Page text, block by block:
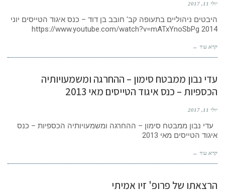
יולי 11, 2017
היבטים ניהוליים בתעופה קב' חובב בן דוד – כנס איגוד הטייסים יוני
2014 https://www.youtube.com/watch?v=mATxYnoSbPg
קרא עוד ←
עדי נבון ממבטח סימון – ההחרגה ומשמעויותיה
הכספיות – כנס איגוד הטייסים מאי 2013
יולי 11, 2017
עדי נבון ממבטח סימון – ההחרגה ומשמעויותיה הכספיות – כנס
איגוד הטייסים מאי 2013
קרא עוד ←
הרצאתו של פרופ' זיו אמיתי